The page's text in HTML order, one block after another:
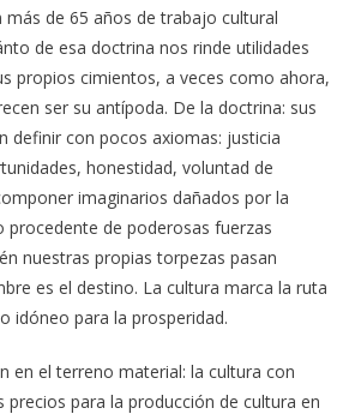
de 65 años de trabajo cultural
de esa doctrina nos rinde utilidades
propios cimientos, a veces como ahora,
ser su antípoda. De la doctrina: sus
definir con pocos axiomas: justicia
honestidad, voluntad de
imaginarios dañados por la
procedente de poderosas fuerzas
nuestras propias torpezas pasan
es el destino. La cultura marca la ruta
idóneo para la prosperidad.
en el terreno material: la cultura con
para la producción de cultura en